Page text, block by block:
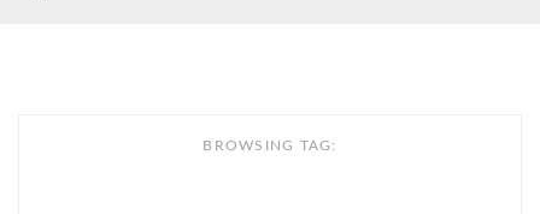
BROWSING TAG: